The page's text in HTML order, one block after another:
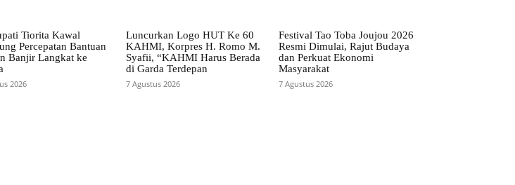
Tiorita Kawal
Percepatan Bantuan
Banjir Langkat ke
2026
Luncurkan Logo HUT Ke 60
KAHMI, Korpres H. Romo M.
Syafii, “KAHMI Harus Berada
di Garda Terdepan
7 Agustus 2026
Festival Tao Toba Joujou 2026
Resmi Dimulai, Rajut Budaya
dan Perkuat Ekonomi
Masyarakat
7 Agustus 2026